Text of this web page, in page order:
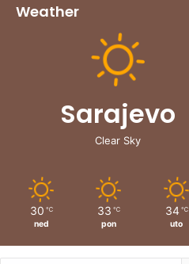
Weather
Sarajevo
Clear Sky
30 ℃
ned
33 ℃
pon
34 ℃
uto